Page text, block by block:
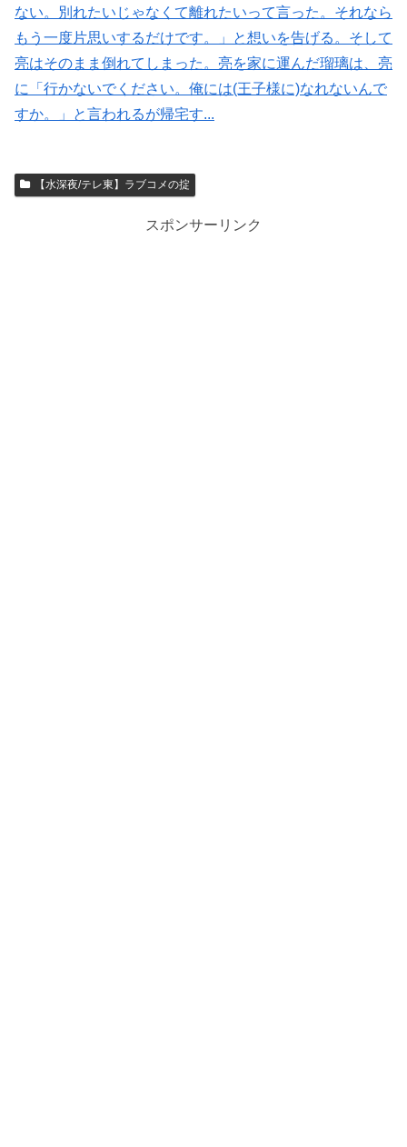
ない。別れたいじゃなくて離れたいって言った。それなら
もう一度片思いするだけです。」と想いを告げる。そして
亮はそのまま倒れてしまった。亮を家に運んだ瑠璃は、亮
に「行かないでください。俺には(王子様に)なれないんで
すか。」と言われるが帰宅す...
【水深夜/テレ東】ラブコメの掟
スポンサーリンク